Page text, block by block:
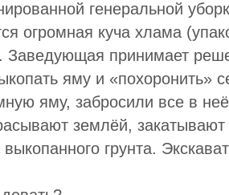
генеральной
огромная куча хлама
Заведующая принимает
яму и «похоронить»
яму, забросили все в
землёй,
грунта.